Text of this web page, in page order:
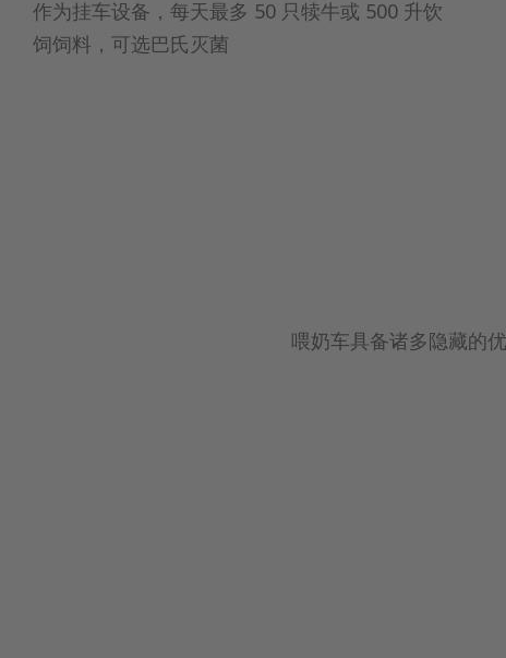
作为挂车设备，每天最多 50 只犊牛或 500 升饮
饲饲料，可选巴氏灭菌
喂奶车具备诸多隐藏的